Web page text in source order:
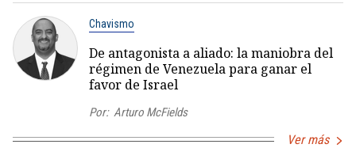
Chavismo
De antagonista a aliado: la maniobra del
régimen de Venezuela para ganar el
favor de Israel
Por: Arturo McFields
Ver más